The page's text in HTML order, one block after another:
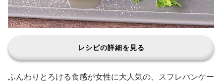
レシピの詳細を見る
ふんわりとろける食感が女性に大人気の、スフレパンケー